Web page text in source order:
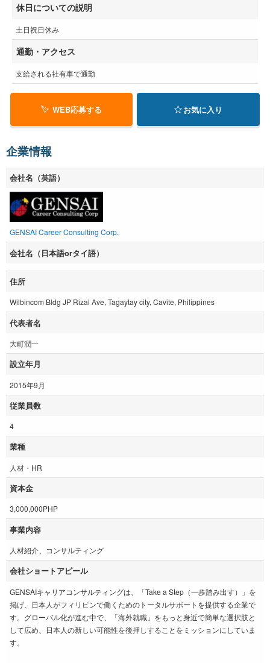
休日についての説明
土日祝日休み
通勤・アクセス
支給される社有車で通勤
WEB応募する お気に入り
企業情報
会社名（英語）
GENSAI Career Consulting Corp.
会社名（日本語orタイ語）
住所
Wilbincom Bldg JP Rizal Ave, Tagaytay city, Cavite, Philippines
代表者名
大町潤一
設立年月
2015年9月
従業員数
4
業種
人材・HR
資本金
3,000,000PHP
事業内容
人材紹介、コンサルティング
会社ショートアピール
GENSAIキャリアコンサルティングは、「Take a Step（一歩踏み出す）」を
掲げ、日本人がフィリピンで働くためのトータルサポートを提供する企業で
す。グローバル化が進む中で、「海外就職」をもっと身近で簡単な選択肢と
して広め、日本人の新しい可能性を後押しすることをミッションにしていま
す。